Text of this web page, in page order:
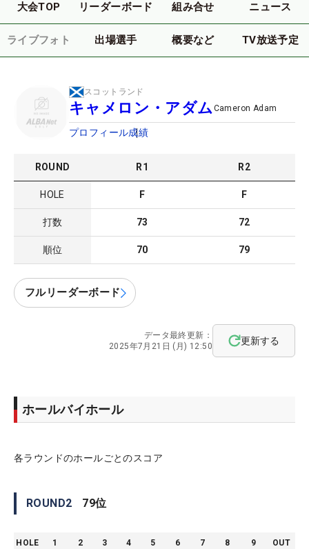
大会TOP リーダーボード 組み合せ ニュース
ライブフォト 出場選手 概要など TV放送予定
スコットランド
キャメロン・アダム Cameron Adam
プロフィール成績
ROUND R1 R2
HOLE F F
打数 73 72
順位 70 79
フルリーダーボード
データ最終更新：
2025年7月21日 (月) 12:50
更新する
ホールバイホール
各ラウンドのホールごとのスコア
ROUND2 79位
HOLE 1 2 3 4 5 6 7 8 9 OUT